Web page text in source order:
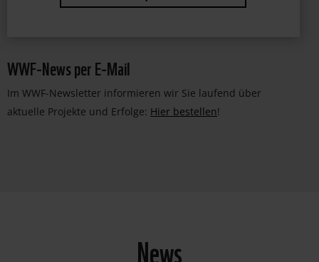
JETZT PATIN/PATE WERDEN!
WWF-News per E-Mail
Im WWF-Newsletter informieren wir Sie laufend über
aktuelle Projekte und Erfolge: Hier bestellen!
News